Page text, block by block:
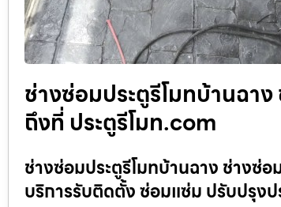
ช่างซ่อมประตูรีโมทบ้านฉา
ถึงที่ ประตูรีโมท.com
ช่างซ่อมประตูรีโมทบ้านฉาง ช่างซ่
บริการรับติดตั้ง ซ่อมแซ่ม ปรับปรุงป